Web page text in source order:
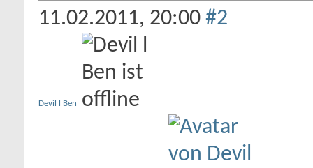
11.02.2011, 20:00 #2
Devil l Ben